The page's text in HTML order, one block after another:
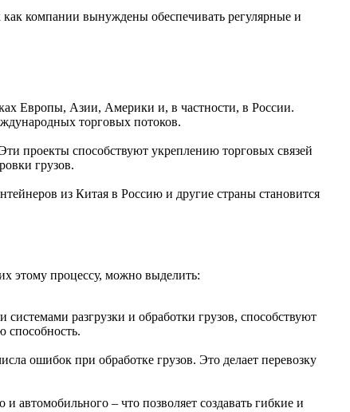
компании вынуждены обеспечивать регулярные и
Европы, Азии, Америки и, в частности, в России.
торговых потоков.
проекты способствуют укреплению торговых связей
грузов.
из Китая в Россию и другие страны становится
этому процессу, можно выделить:
разгрузки и обработки грузов, способствуют
способность.
ошибок при обработке грузов. Это делает перевозку
автомобильного – что позволяет создавать гибкие и